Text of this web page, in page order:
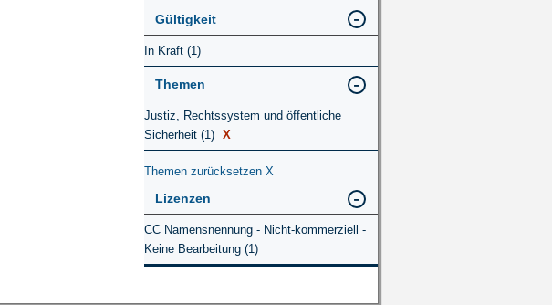
Gültigkeit
In Kraft (1)
Themen
Justiz, Rechtssystem und öffentliche
Sicherheit (1) X
Themen zurücksetzen X
Lizenzen
CC Namensnennung - Nicht-kommerziell -
Keine Bearbeitung (1)